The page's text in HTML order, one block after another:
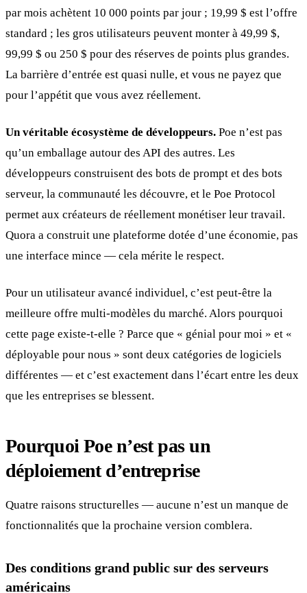
par mois achètent 10 000 points par jour ; 19,99 $ est l’offre
standard ; les gros utilisateurs peuvent monter à 49,99 $,
99,99 $ ou 250 $ pour des réserves de points plus grandes.
La barrière d’entrée est quasi nulle, et vous ne payez que
pour l’appétit que vous avez réellement.
Un véritable écosystème de développeurs. Poe n’est pas
qu’un emballage autour des API des autres. Les
développeurs construisent des bots de prompt et des bots
serveur, la communauté les découvre, et le Poe Protocol
permet aux créateurs de réellement monétiser leur travail.
Quora a construit une plateforme dotée d’une économie, pas
une interface mince — cela mérite le respect.
Pour un utilisateur avancé individuel, c’est peut-être la
meilleure offre multi-modèles du marché. Alors pourquoi
cette page existe-t-elle ? Parce que « génial pour moi » et «
déployable pour nous » sont deux catégories de logiciels
différentes — et c’est exactement dans l’écart entre les deux
que les entreprises se blessent.
Pourquoi Poe n’est pas un
déploiement d’entreprise
Quatre raisons structurelles — aucune n’est un manque de
fonctionnalités que la prochaine version comblera.
Des conditions grand public sur des serveurs
américains